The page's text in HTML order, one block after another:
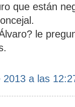
que están
le
a las